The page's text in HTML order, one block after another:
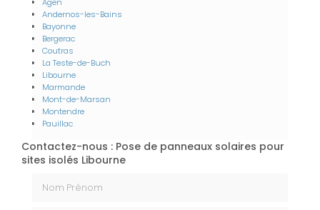
Andernos-les-Bains
Bayonne
Bergerac
Coutras
La Teste-de-Buch
Libourne
Marmande
Mont-de-Marsan
Montendre
Pauillac
Contactez-nous : Pose de panneaux solaires pour
sites isolés Libourne